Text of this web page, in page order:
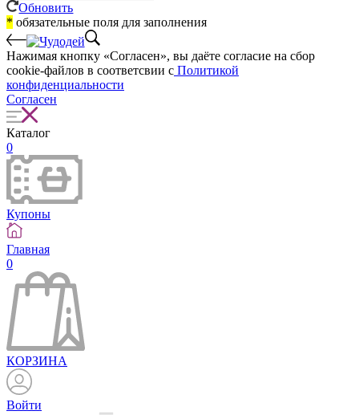
Обновить
* обязательные поля для заполнения
Нажимая кнопку «Согласен», вы даёте cогласие на сбор
cookie-файлов в соответсвии с Политикой
конфиденциальности
Согласен
Каталог
0
Купоны
Главная
0
КОРЗИНА
Войти